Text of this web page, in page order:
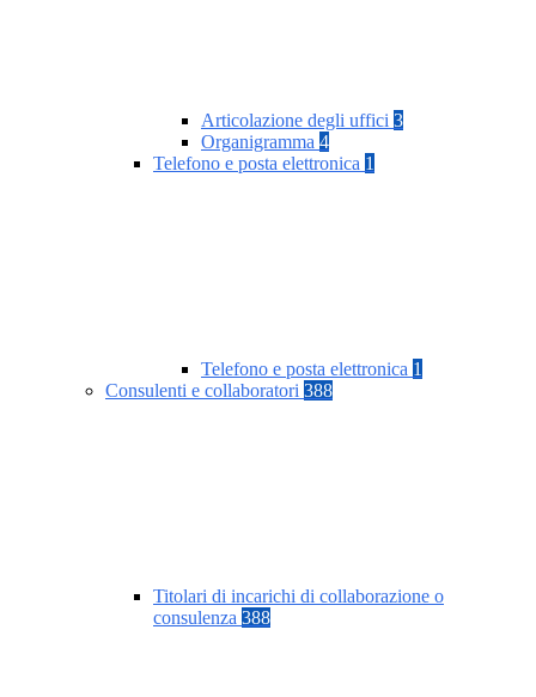
Articolazione degli uffici 3
Organigramma 4
Telefono e posta elettronica 1
Telefono e posta elettronica 1
Consulenti e collaboratori 388
Titolari di incarichi di collaborazione o
consulenza 388